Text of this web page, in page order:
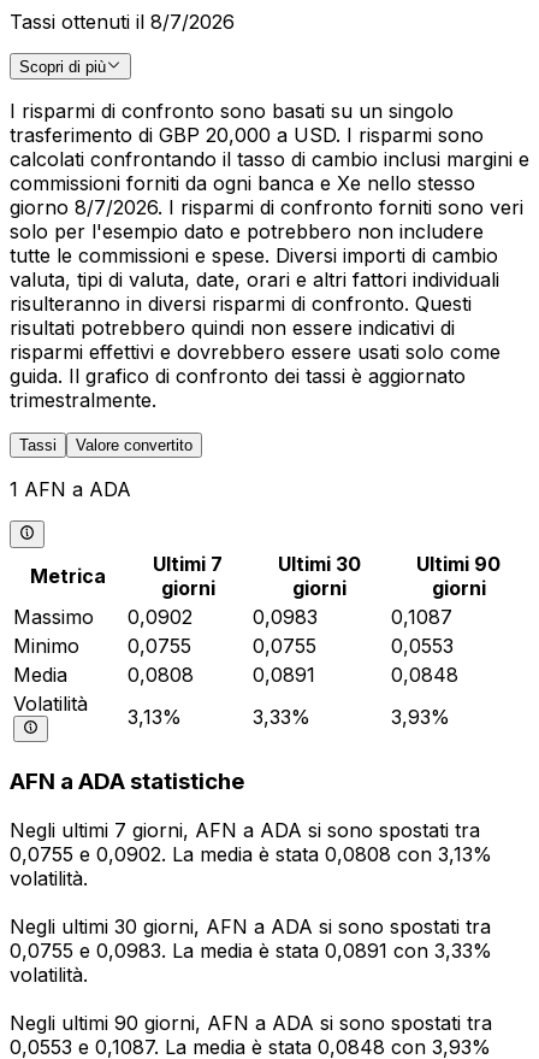
Tassi ottenuti il 8/7/2026
Scopri di più
I risparmi di confronto sono basati su un singolo
trasferimento di GBP 20,000 a USD. I risparmi sono
calcolati confrontando il tasso di cambio inclusi margini e
commissioni forniti da ogni banca e Xe nello stesso
giorno 8/7/2026. I risparmi di confronto forniti sono veri
solo per l'esempio dato e potrebbero non includere
tutte le commissioni e spese. Diversi importi di cambio
valuta, tipi di valuta, date, orari e altri fattori individuali
risulteranno in diversi risparmi di confronto. Questi
risultati potrebbero quindi non essere indicativi di
risparmi effettivi e dovrebbero essere usati solo come
guida. Il grafico di confronto dei tassi è aggiornato
trimestralmente.
Tassi Valore convertito
1 AFN a ADA
Metrica
Ultimi 7
giorni
Ultimi 30
giorni
Ultimi 90
giorni
Massimo
0,0902 0,0983
0,1087
Minimo
0,0755 0,0755
0,0553
Media
0,0808 0,0891
0,0848
Volatilità
3,13% 3,33% 3,93%
AFN a ADA statistiche
Negli ultimi 7 giorni, AFN a ADA si sono spostati tra
0,0755 e 0,0902. La media è stata 0,0808 con 3,13%
volatilità.
Negli ultimi 30 giorni, AFN a ADA si sono spostati tra
0,0755 e 0,0983. La media è stata 0,0891 con 3,33%
volatilità.
Negli ultimi 90 giorni, AFN a ADA si sono spostati tra
0,0553 e 0,1087. La media è stata 0,0848 con 3,93%